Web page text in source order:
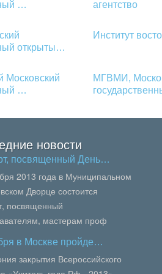
…
агентство
открыты…
Институт
…
МГВМИ,
новости
посвященный День…
2013 года в Муниципальном
Дворце состоится
посвященный
мастерам проф
педагогам колледжей и
сей...
в Москве пройде…
закрытия Всероссийского